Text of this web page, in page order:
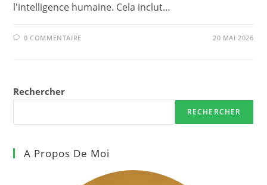
l'intelligence humaine. Cela inclut…
0 COMMENTAIRE 20 MAI 2026
Rechercher
RECHERCHER
A Propos De Moi